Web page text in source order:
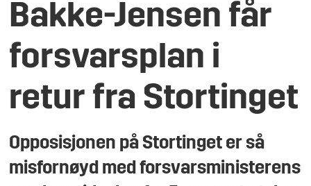
Bakke-Jensen får
forsvarsplan i
retur fra Stortinget
Opposisjonen på Stortinget er så
misfornøyd med forsvarsministerens